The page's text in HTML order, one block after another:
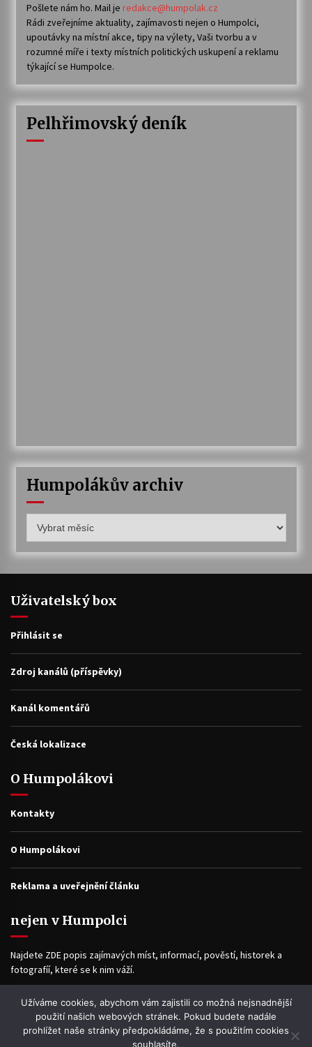
Pošlete nám ho. Mail je redakce@humpolak.cz
Rádi zveřejníme aktuality, zajímavosti nejen o Humpolci,
upoutávky na místní akce, tipy na výlety, Vaši tvorbu a v
rozumné míře i texty místních politických uskupení a reklamu
týkající se Humpolce.
Pelhřimovský deník
Humpolákův archiv
archiv
Uživatelský box
Přihlásit se
Zdroj kanálů (příspěvky)
Kanál komentářů
Česká lokalizace
O Humpolákovi
Kontakty
O Humpolákovi
Reklama a uveřejnění článku
nejen v Humpolci
Najdete ZDE popis zajímavých míst, informací, pověstí, historek a
fotografíí, které se k nim váží.
Facebook
Užíváme cookies, abychom vám zajistili co možná nejsnadnější
použití našich webových stránek. Pokud budete nadále
prohlížet naše stránky předpokládáme, že s použitím cookies
souhlasíte.